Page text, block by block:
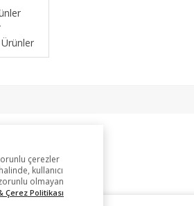
çerezler
kullanıcı
olmayan
Çerez Politikası